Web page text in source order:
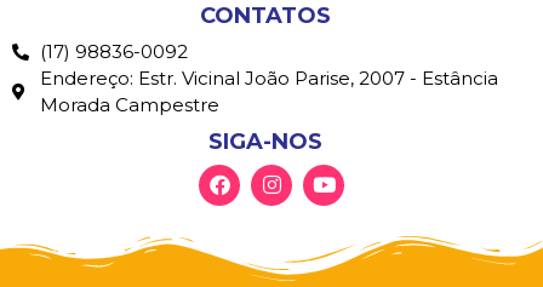
CONTATOS
(17) 98836-0092
Endereço: Estr. Vicinal João Parise, 2007 - Estância
Morada Campestre
SIGA-NOS